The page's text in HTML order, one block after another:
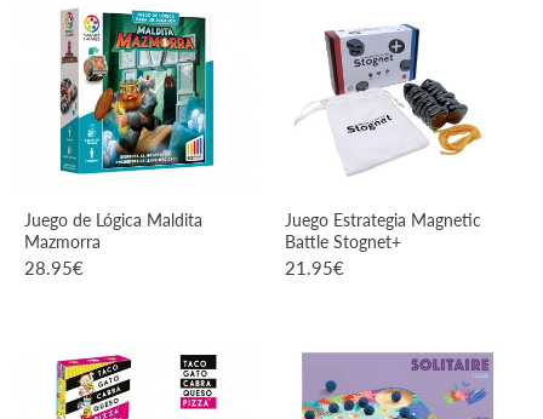
Juego de Lógica Maldita
Mazmorra
28.95€
VER PRODUCTO
Juego Estrategia Magnetic
Battle Stognet+
21.95€
VER PRODUCTO